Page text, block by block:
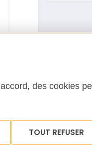
Conditions
des cookies
TOUT REFUSER